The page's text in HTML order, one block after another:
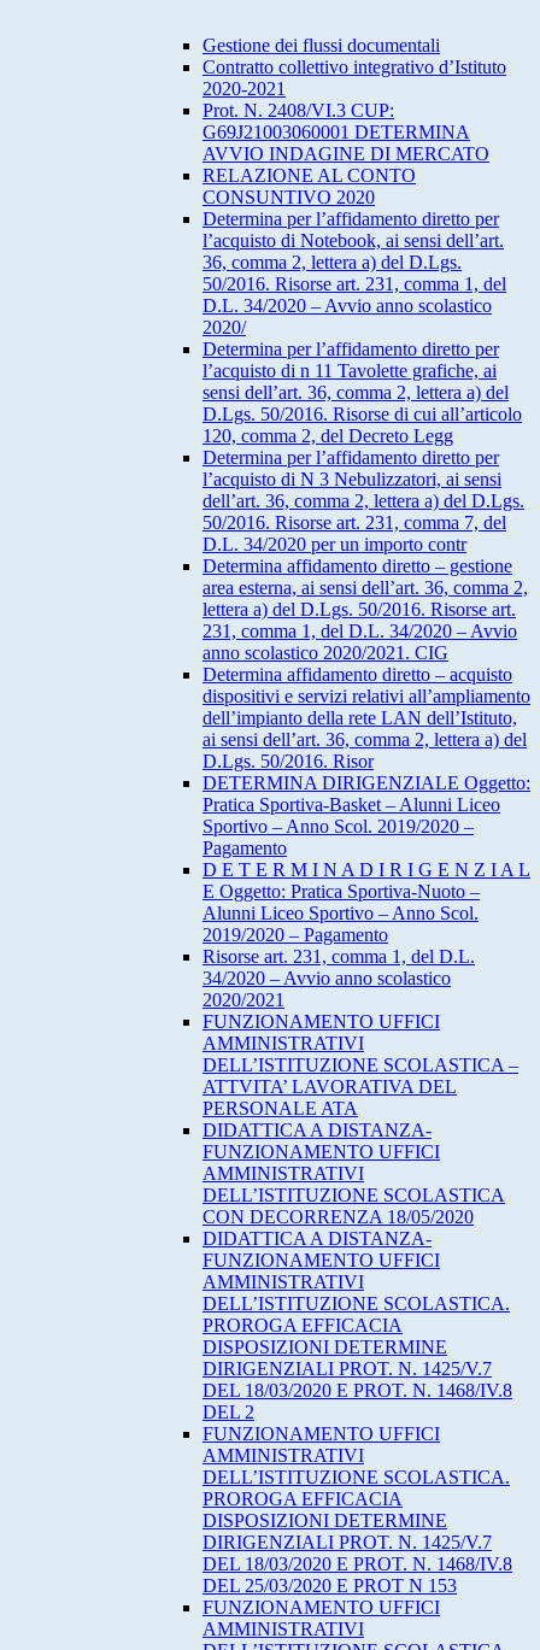
Gestione dei flussi documentali
Contratto collettivo integrativo d’Istituto
2020-2021
Prot. N. 2408/VI.3 CUP:
G69J21003060001 DETERMINA
AVVIO INDAGINE DI MERCATO
RELAZIONE AL CONTO
CONSUNTIVO 2020
Determina per l’affidamento diretto per
l’acquisto di Notebook, ai sensi dell’art.
36, comma 2, lettera a) del D.Lgs.
50/2016. Risorse art. 231, comma 1, del
D.L. 34/2020 – Avvio anno scolastico
2020/
Determina per l’affidamento diretto per
l’acquisto di n 11 Tavolette grafiche, ai
sensi dell’art. 36, comma 2, lettera a) del
D.Lgs. 50/2016. Risorse di cui all’articolo
120, comma 2, del Decreto Legg
Determina per l’affidamento diretto per
l’acquisto di N 3 Nebulizzatori, ai sensi
dell’art. 36, comma 2, lettera a) del D.Lgs.
50/2016. Risorse art. 231, comma 7, del
D.L. 34/2020 per un importo contr
Determina affidamento diretto – gestione
area esterna, ai sensi dell’art. 36, comma 2,
lettera a) del D.Lgs. 50/2016. Risorse art.
231, comma 1, del D.L. 34/2020 – Avvio
anno scolastico 2020/2021. CIG
Determina affidamento diretto – acquisto
dispositivi e servizi relativi all’ampliamento
dell’impianto della rete LAN dell’Istituto,
ai sensi dell’art. 36, comma 2, lettera a) del
D.Lgs. 50/2016. Risor
DETERMINA DIRIGENZIALE Oggetto:
Pratica Sportiva-Basket – Alunni Liceo
Sportivo – Anno Scol. 2019/2020 –
Pagamento
D E T E R M I N A D I R I G E N Z I A L
E Oggetto: Pratica Sportiva-Nuoto –
Alunni Liceo Sportivo – Anno Scol.
2019/2020 – Pagamento
Risorse art. 231, comma 1, del D.L.
34/2020 – Avvio anno scolastico
2020/2021
FUNZIONAMENTO UFFICI
AMMINISTRATIVI
DELL’ISTITUZIONE SCOLASTICA –
ATTVITA’ LAVORATIVA DEL
PERSONALE ATA
DIDATTICA A DISTANZA-
FUNZIONAMENTO UFFICI
AMMINISTRATIVI
DELL’ISTITUZIONE SCOLASTICA
CON DECORRENZA 18/05/2020
DIDATTICA A DISTANZA-
FUNZIONAMENTO UFFICI
AMMINISTRATIVI
DELL’ISTITUZIONE SCOLASTICA.
PROROGA EFFICACIA
DISPOSIZIONI DETERMINE
DIRIGENZIALI PROT. N. 1425/V.7
DEL 18/03/2020 E PROT. N. 1468/IV.8
DEL 2
FUNZIONAMENTO UFFICI
AMMINISTRATIVI
DELL’ISTITUZIONE SCOLASTICA.
PROROGA EFFICACIA
DISPOSIZIONI DETERMINE
DIRIGENZIALI PROT. N. 1425/V.7
DEL 18/03/2020 E PROT. N. 1468/IV.8
DEL 25/03/2020 E PROT N 153
FUNZIONAMENTO UFFICI
AMMINISTRATIVI